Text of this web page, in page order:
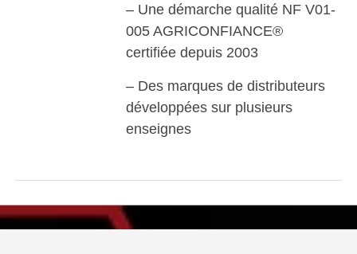
– Une démarche qualité NF V01-
005 AGRICONFIANCE®
certifiée depuis 2003
– Des marques de distributeurs
développées sur plusieurs
enseignes